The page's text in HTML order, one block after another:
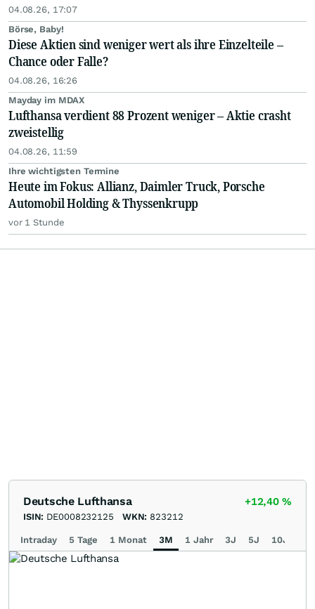
04.08.26, 17:07
Börse, Baby!
Diese Aktien sind weniger wert als ihre Einzelteile –
Chance oder Falle?
04.08.26, 16:26
Mayday im MDAX
Lufthansa verdient 88 Prozent weniger – Aktie crasht
zweistellig
04.08.26, 11:59
Ihre wichtigsten Termine
Heute im Fokus: Allianz, Daimler Truck, Porsche
Automobil Holding & Thyssenkrupp
vor 1 Stunde
Deutsche Lufthansa +12,40%
ISIN: DE0008232125 WKN: 823212
Intraday 5 Tage 1 Monat 3M 1 Jahr 3J 5J 10J